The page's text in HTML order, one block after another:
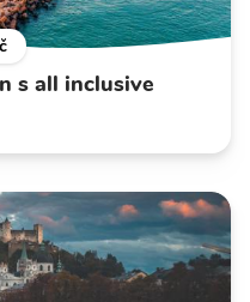
s all inclusive